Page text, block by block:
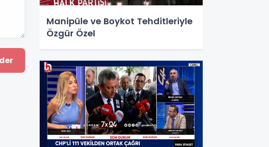
Manipüle ve Boykot Tehditleriyle
Özgür Özel